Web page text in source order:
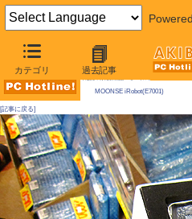
カテゴリ 過去記事
AKIBA PC Hotline!
MOONSE iRobot(E7001)
[記事に戻る]